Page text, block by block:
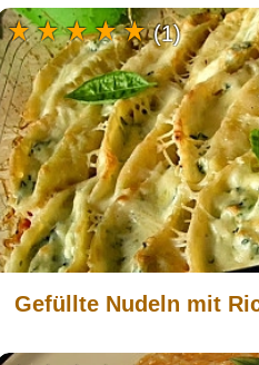
Gefüllte Nudeln mit
(1)